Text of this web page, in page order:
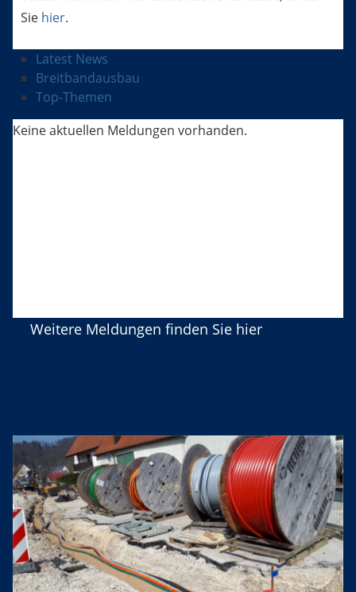
Sie hier.
Latest News
Breitbandausbau
Top-Themen
Keine aktuellen Meldungen vorhanden.
Weitere Meldungen finden Sie hier